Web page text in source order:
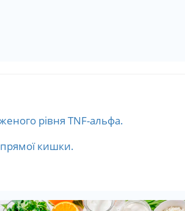
рівня TNF-альфа.
прямої кишки.